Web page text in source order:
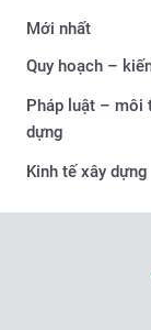
Mới nhất
Quy hoạch –
Pháp luật – môi
dựng
Kinh tế xây dựng